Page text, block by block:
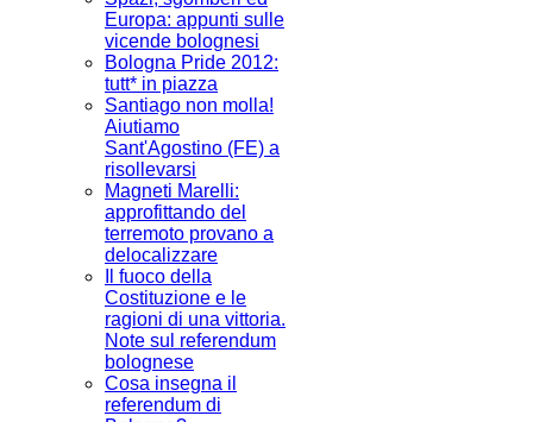
Europa: appunti sulle
vicende bolognesi
Bologna Pride 2012:
tutt* in piazza
Santiago non molla!
Aiutiamo
Sant'Agostino (FE) a
risollevarsi
Magneti Marelli:
approfittando del
terremoto provano a
delocalizzare
Il fuoco della
Costituzione e le
ragioni di una vittoria.
Note sul referendum
bolognese
Cosa insegna il
referendum di